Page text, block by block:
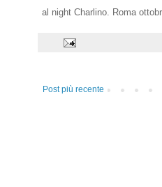
al night Charlino. Roma
Post più recente